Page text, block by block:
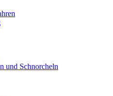
und Schnorcheln